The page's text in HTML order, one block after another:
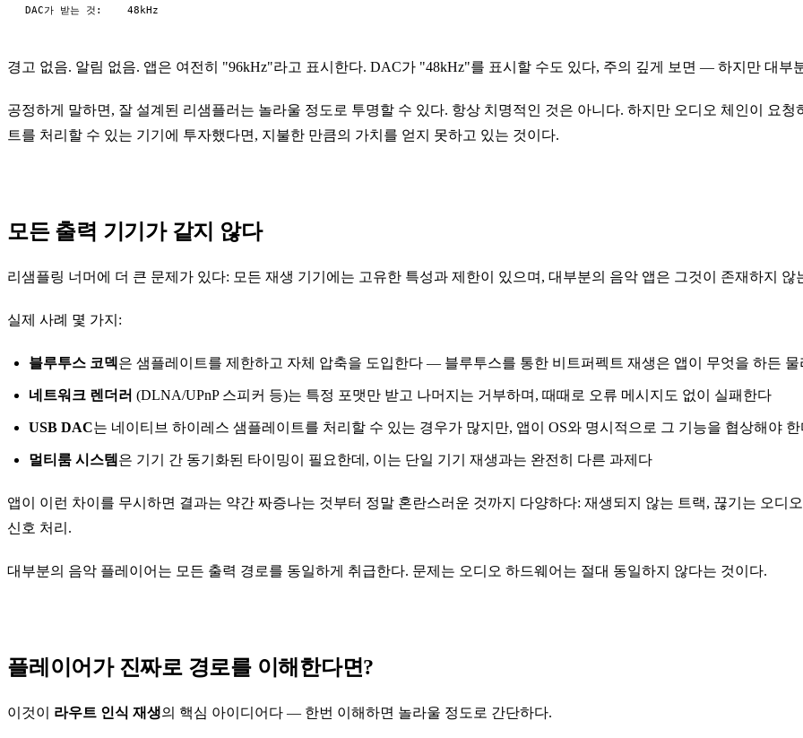
경고 없음. 알림 없음. 앱은 여전히 "96kHz"라고 표시한다. DAC가 "48kHz"를 표시할 수도 있다, 주의 깊게 보면 — 하지만 대부
공정하게 말하면, 잘 설계된 리샘플러는 놀라울 정도로 투명할 수 있다. 항상 치명적인 것은 아니다. 하지만 오디오 체인이 요
트를 처리할 수 있는 기기에 투자했다면, 지불한 만큼의 가치를 얻지 못하고 있는 것이다.
모든 출력 기기가 같지 않다
리샘플링 너머에 더 큰 문제가 있다: 모든 재생 기기에는 고유한 특성과 제한이 있으며, 대부분의 음악 앱은 그것이 존재하지 않
실제 사례 몇 가지:
블루투스 코덱 은 샘플레이트를 제한하고 자체 압축을 도입한다 — 블루투스를 통한 비트퍼펙트 재생은 앱이 무엇을 하든
네트워크 렌더러 (DLNA/UPnP 스피커 등)는 특정 포맷만 받고 나머지는 거부하며, 때때로 오류 메시지도 없이 실패한다
USB DAC는 네이티브 하이레스 샘플레이트를 처리할 수 있는 경우가 많지만, 앱이 OS와 명시적으로 그 기능을 협상해야 한
멀티룸 시스템 은 기기 간 동기화된 타이밍이 필요한데, 이는 단일 기기 재생과는 완전히 다른 과제다
앱이 이런 차이를 무시하면 결과는 약간 짜증나는 것부터 정말 혼란스러운 것까지 다양하다: 재생되지 않는 트랙, 끊기는 오디
신호 처리.
대부분의 음악 플레이어는 모든 출력 경로를 동일하게 취급한다. 문제는 오디오 하드웨어는 절대 동일하지 않다는 것이다.
플레이어가 진짜로 경로를 이해한다면?
이것이 라우트 인식 재생의 핵심 아이디어다 — 한번 이해하면 놀라울 정도로 간단하다.